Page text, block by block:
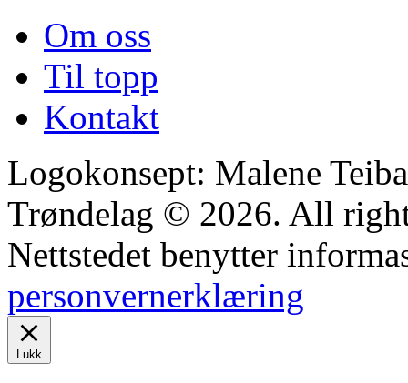
Om oss
Til topp
Kontakt
Logokonsept: Malene
Trøndelag © 2026. All
Nettstedet benytter
personvernerklæring
Lukk